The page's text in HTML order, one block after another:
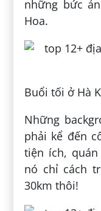
những bức
Hoa.
Buổi tối ở Hà
Những
phải kể đến
tiện ích,
nó chỉ cách
30km thôi!